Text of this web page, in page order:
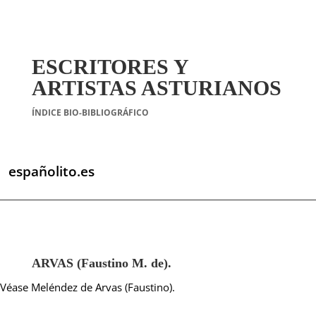
ESCRITORES Y
ARTISTAS ASTURIANOS
ÍNDICE BIO-BIBLIOGRÁFICO
españolito.es
ARVAS (Faustino M. de).
Véase Meléndez de Arvas (Faustino).